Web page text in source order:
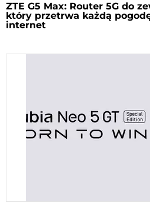
ZTE G5 Max: Router 5G do
który przetrwa każdą
internet